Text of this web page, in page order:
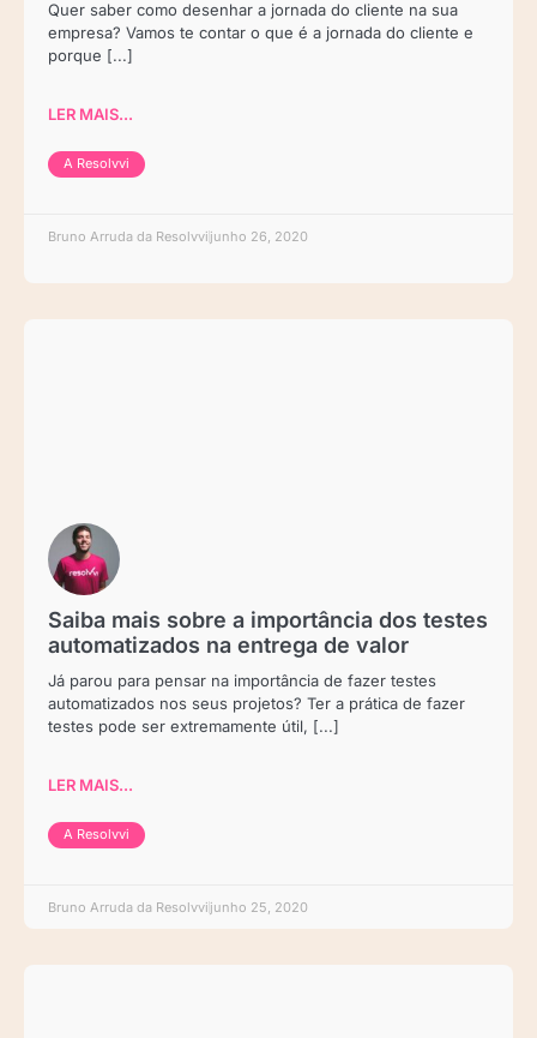
Quer saber como desenhar a jornada do cliente na sua
empresa? Vamos te contar o que é a jornada do cliente e
porque [...]
LER MAIS...
A Resolvvi
Bruno Arruda da Resolvvi junho 26, 2020
Saiba mais sobre a importância dos testes
automatizados na entrega de valor
Já parou para pensar na importância de fazer testes
automatizados nos seus projetos? Ter a prática de fazer
testes pode ser extremamente útil, [...]
LER MAIS...
A Resolvvi
Bruno Arruda da Resolvvi junho 25, 2020